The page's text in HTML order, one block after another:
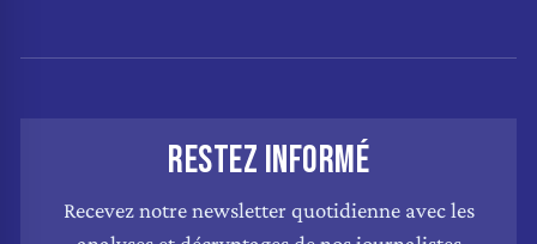
RESTEZ INFORMÉ
Recevez notre newsletter quotidienne avec les